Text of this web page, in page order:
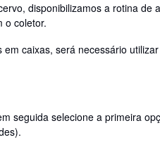
disponibilizamos a rotina de
o coletor.
caixas, será necessário
seguida selecione a primeira